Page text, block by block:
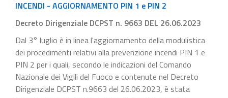
INCENDI - AGGIORNAMENTO PIN 1 e PIN 2
Decreto Dirigenziale DCPST n. 9663 DEL 26.06.2023
Dal 3° luglio è in linea l'aggiornamento della modulistica
dei procedimenti relativi alla prevenzione incendi PIN 1 e
PIN 2 per i quali, secondo le indicazioni del Comando
Nazionale dei Vigili del Fuoco e contenute nel Decreto
Dirigenziale DCPST n.9663 del 26.06.2023, è stata